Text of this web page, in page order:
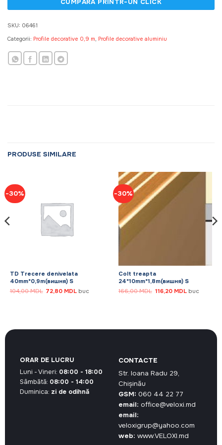
SKU: 06461
Categorii: Profile decorative 0,9 m, Profile decorative aluminiu
PRODUSE SIMILARE
-30%
TD Trecere denivelata
40mm*0,9m(вишня) S
104,00MDL Prețul
inițial
72,80 MDLPrețul
buc
-30%
Colt treapta
24*10mm*1,8m(вишня) S
166,00MDL Prețul
inițial
116,20 MDLPrețul
buc
CONTACTE
Str. Ioana Radu 29,
Chișinău
GSM: 060 44 22 77
email: office@veloxi.md
email:
veloxigrup@yahoo.com
web: www.VELOXI.md
ORAR DE LUCRU
Luni - Vineri: 08:00 - 18:00
Sâmbătă: 08:00 - 14:00
Duminica: zi de odihnă